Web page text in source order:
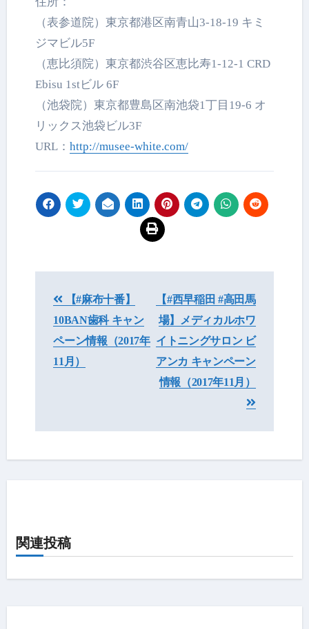
（表参道院）東京都港区南青山3-18-19 キミ
ジマビル5F
（恵比須院）東京都渋谷区恵比寿1-12-1 CRD
Ebisu 1stビル 6F
（池袋院）東京都豊島区南池袋1丁目19-6 オ
リックス池袋ビル3F
URL：http://musee-white.com/
稿
ナ
ビ
【#麻布十番】
10BAN歯科 キャン
ペーン情報（2017年
11月）
【#西早稲田 #高田馬
場】メディカルホワ
イトニングサロン ビ
アンカ キャンペーン
情報（2017年11月）
関連投稿